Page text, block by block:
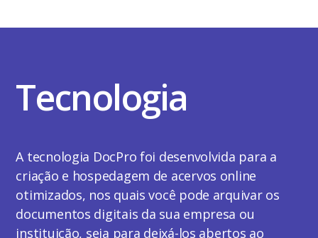
Tecnologia
A tecnologia DocPro foi desenvolvida para a
criação e hospedagem de acervos online
otimizados, nos quais você pode arquivar os
documentos digitais da sua empresa ou
instituição, seja para deixá-los abertos ao